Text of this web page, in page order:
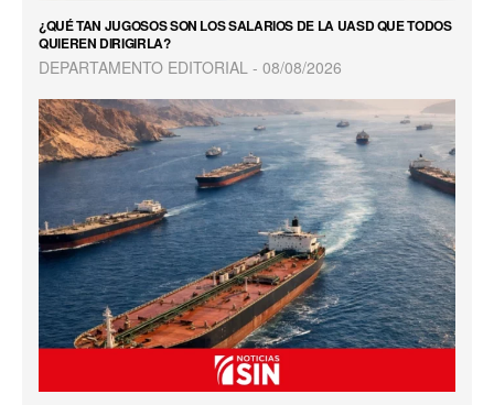
¿QUÉ TAN JUGOSOS SON LOS SALARIOS DE LA UASD QUE TODOS
QUIEREN DIRIGIRLA?
DEPARTAMENTO EDITORIAL 08/08/2026